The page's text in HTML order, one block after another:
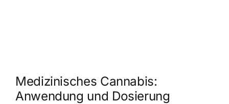
Medizinisches Cannabis:
Anwendung und Dosierung